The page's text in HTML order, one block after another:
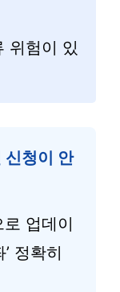
위험이 있
신청이 안
업데이
정확히